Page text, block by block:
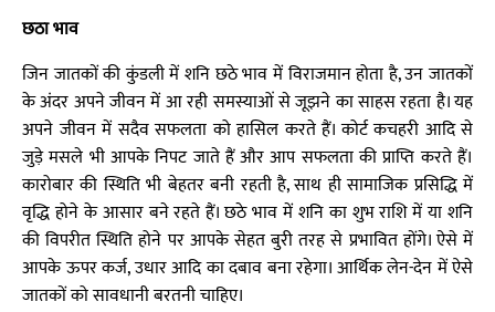
छठा भाव
जिन जातकों की कुंडली में शनि छठे भाव में विराजमान होता है, उन जातकों
के अंदर अपने जीवन में आ रही समस्याओं से जूझने का साहस रहता है। यह
अपने जीवन में सदैव सफलता को हासिल करते हैं। कोर्ट कचहरी आदि से
जुड़े मसले भी आपके निपट जाते हैं और आप सफलता की प्राप्ति करते हैं।
कारोबार की स्थिति भी बेहतर बनी रहती है, साथ ही सामाजिक प्रसिद्धि में
वृद्धि होने के आसार बने रहते हैं। छठे भाव में शनि का शुभ राशि में या शनि
की विपरीत स्थिति होने पर आपके सेहत बुरी तरह से प्रभावित होंगे। ऐसे में
आपके ऊपर कर्ज, उधार आदि का दबाव बना रहेगा। आर्थिक लेन-देन में ऐसे
जातकों को सावधानी बरतनी चाहिए।